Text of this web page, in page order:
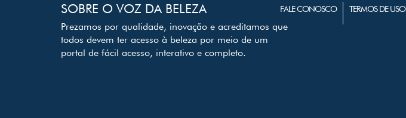
SOBRE O VOZ DA BELEZA
Prezamos por qualidade, inovação e acreditamos que
todos devem ter acesso à beleza por meio de um
portal de fácil acesso, interativo e completo.
FALE CONOSCO TERMOS DE USO